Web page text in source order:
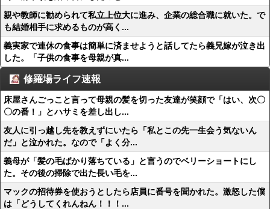
親や教師に勧められて私立上位大に進み、企業の総合職に就いた。で
も結婚相手に求めるものが高く...
義実家で連休の食事は簡単に済ませようと話してたら義兄嫁が泣き出
した。「子供の食事を母親が真...
修羅場ライフ速報
床屋さんごっこと言って母親の髪を切った友達が笑顔で「はい、次〇
〇の番！」とハサミを差し出し...
友人に引っ越し先を教えずにいたら「私とこの先一生会う気ないん
だ」と泣かれた。なので「よく分...
義母が「髪の毛ばかり落ちている」と言うのでベリーショートにし
た。その後の掃除で出た長い毛を...
マックの招待券を使おうとしたら店員に番号を聞かれた。激怒した僕
は「どうしてくれんねん！！！...